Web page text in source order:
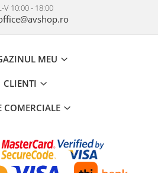
V 10:00 - 18:00
MEU
CLIENTI
COMERCIALE